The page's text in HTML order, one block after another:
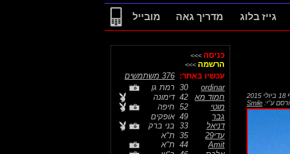
גייז בלוג מדריך גאה מובייל
18 ביולי 2015
ע"י: Smile
כניסה >>>
הרשמה >>>
עכשיו באתר: 376 משתמשים
ordinar
רמת גן
חמוד מא
דימונה
מוטי
חיפה
גבר
אופקים
דניאל
בני ברק
עדי29
35
ת"א
Amit
ת"א